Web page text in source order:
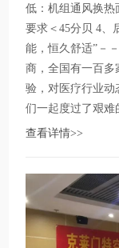
低：机组通风换
要求＜45分贝 4、
能，恒久舒适”－
商，全国有一百
验，对医疗行业
们一起度过了艰难
查看详情>>